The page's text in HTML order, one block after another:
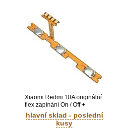
Xiaomi Redmi 10A originální
flex zapínání On / Off +
hlasitosti (Bulk)
hlavní sklad - poslední
kusy